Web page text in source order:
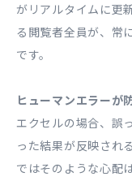
がリアルタイムに更
る閲覧者全員が、常
です。
ヒューマンエラーが
エクセルの場合、誤
った結果が反映され
ではそのような心配